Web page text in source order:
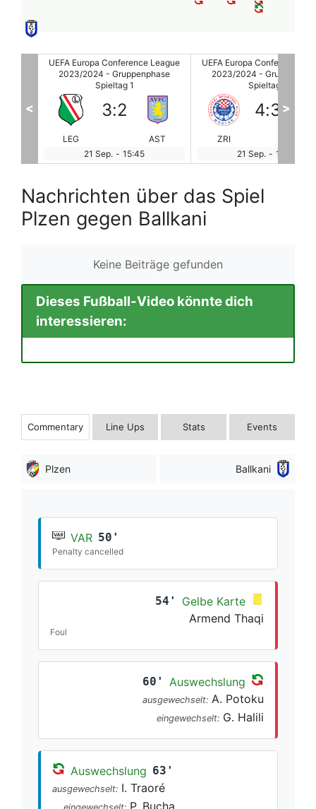
UEFA Europa Conference League
2023/2024 - Gruppenphase
Spieltag 1
ZRI
4:3
ALK
21 Sep. - 15:45
UEFA Europa Conference
2023/2024 -
Spieltag 1
FER
3:1
21 Sep. - 15:45
< >
Nachrichten über das Spiel
Plzen gegen Ballkani
Keine Beiträge gefunden
Dieses Fußball-Video könnte dich
interessieren:
Commentary Line Ups Stats Events
Plzen Ballkani
VAR 50'
Penalty cancelled
54'
Gelbe Karte
Armend Thaqi
Foul
60' Auswechslung
ausgewechselt: A. Potoku
eingewechselt: G. Halili
Auswechslung 63'
ausgewechselt: I. Traoré
P. Bucha